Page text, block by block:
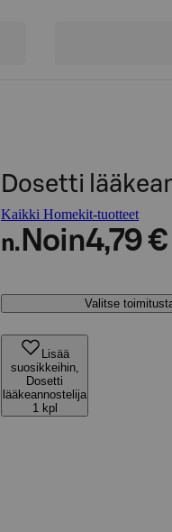
Dosetti
Kaikki Homekit-tuotteet
n. Noin4,79 €
Valitse
Lisää
suosikkeihin,
Dosetti
lääkeannostelija
1 kpl